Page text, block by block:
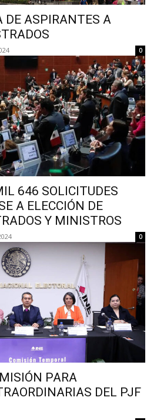
DE ASPIRANTES A
0
646 SOLICITUDES
A ELECCIÓN DE
Y MINISTROS
0
PARA
DEL PJF